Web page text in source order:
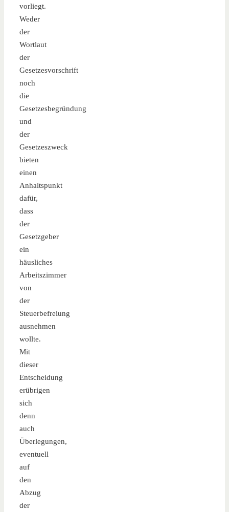
vorliegt.
Weder
der
Wortlaut
der
Gesetzesvorschrift
noch
die
Gesetzesbegründung
und
der
Gesetzeszweck
bieten
einen
Anhaltspunkt
dafür,
dass
der
Gesetzgeber
ein
häusliches
Arbeitszimmer
von
der
Steuerbefreiung
ausnehmen
wollte.
Mit
dieser
Entscheidung
erübrigen
sich
denn
auch
Überlegungen,
eventuell
auf
den
Abzug
der